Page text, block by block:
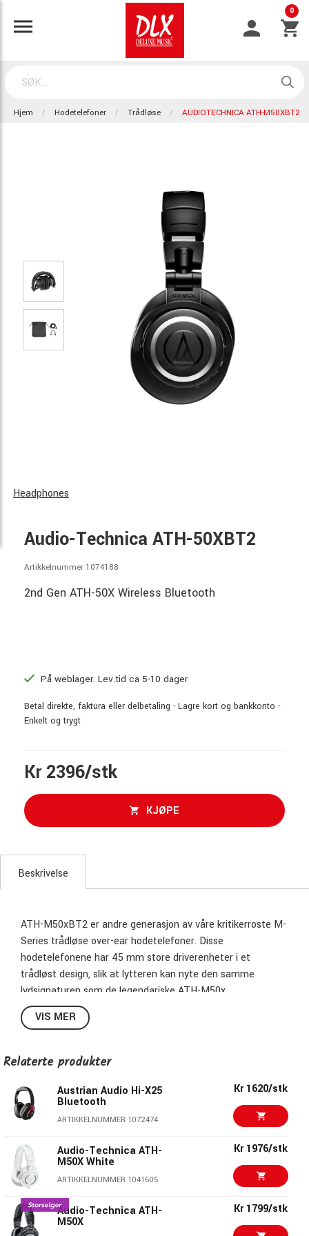
0
Hjem Hodetelefoner Trådløse AUDIOTECHNICA ATH-M50XBT2
Headphones
Audio-Technica ATH-50XBT2
Artikkelnummer 1074188
2nd Gen ATH-50X Wireless Bluetooth
På weblager. Lev.tid ca 5-10 dager
Betal direkte, faktura eller delbetaling - Lagre kort og bankkonto -
Enkelt og trygt
Kr 2396/stk
KJØPE
Beskrivelse
ATH-M50xBT2 er andre generasjon av våre kritikerroste M-
Series trådløse over-ear hodetelefoner. Disse
hodetelefonene har 45 mm store driverenheter i et
trådløst design, slik at lytteren kan nyte den samme
lydsignaturen som de legendariske ATH-M50x
studiohodetelefonene. Med denne oppdateringen har vi
også introdusert flere merkbare forbedringer, som
oppdatert USB-C-tilkobling og modus for multi-point paring.
Så, enten du er ute etter høykvalitets lyd for pendlingen til
jobb, konferansesamtaler eller bare slapper av og nyter
musikken, lar ATH-M50xBT2 deg gå trådløst når som helst
Basert på den anerkjente lydsignaturen til ATH-M50x
hodetelefonene, bruker ATH-M50xBT2 hodetelefonene
Bluetooth trådløs teknologi og tilbyr samme studio-kvalitet
lyd i en trådløs pakke. De store driverenhetene gir dyp og
VIS MER
Relaterte produkter
Austrian Audio Hi-X25
Bluetooth
ARTIKKELNUMMER 1072474
Kr 1620/stk
Audio-Technica ATH-
M50X White
ARTIKKELNUMMER 1041605
Kr 1976/stk
Audio-Technica ATH-
M50X
Kr 1799/stk